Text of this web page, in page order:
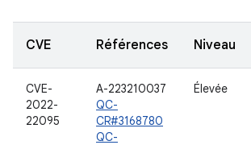
CVE Références Niveau
CVE-
2022-
22095
A-223210037
QC-
CR#3168780
QC-
Élevée